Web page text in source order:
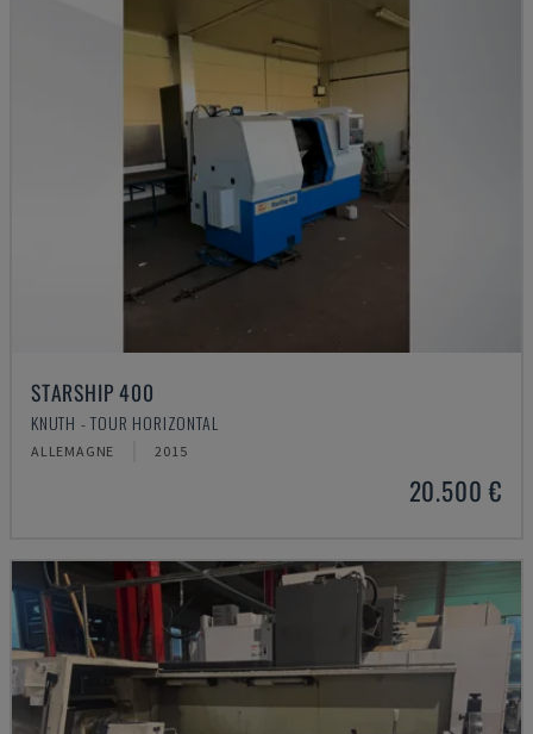
STARSHIP 400
KNUTH - TOUR HORIZONTAL
ALLEMAGNE 2015
20.500 €